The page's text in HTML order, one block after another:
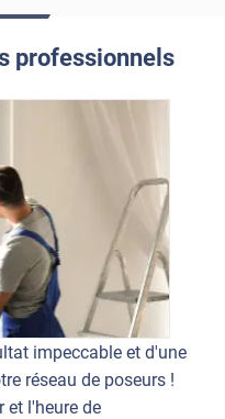
professionnels
impeccable et d'une
réseau de poseurs !
et l'heure de